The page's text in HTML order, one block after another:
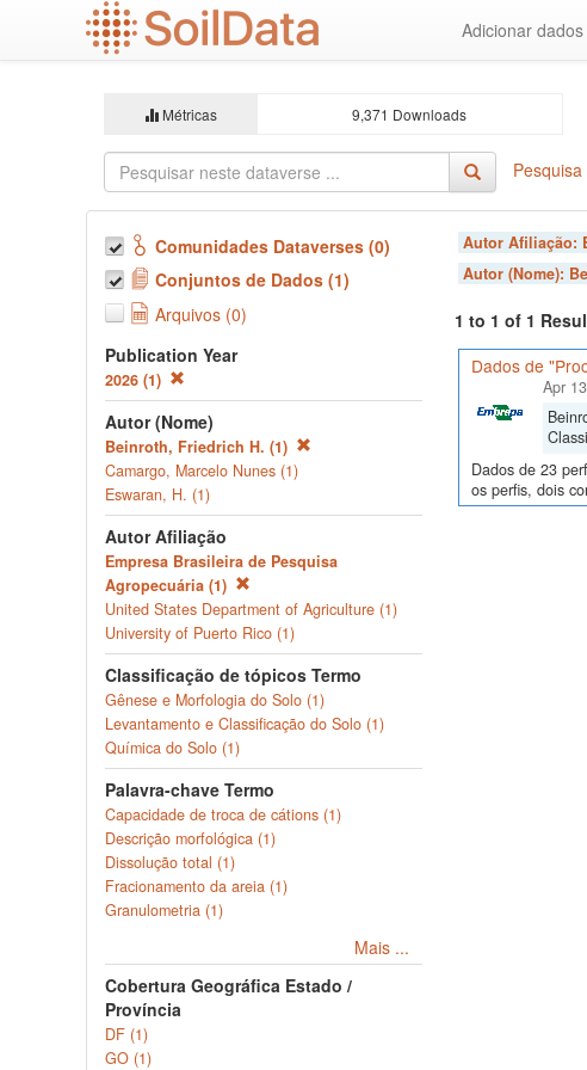
Adicionar dados
Métricas 9,371 Downloads
Comunidades Dataverses (0)
Conjuntos de Dados (1)
Arquivos (0)
Publication Year
2026 (1)
Autor (Nome)
Beinroth, Friedrich H. (1)
Camargo, Marcelo Nunes (1)
Eswaran, H. (1)
Autor Afiliação
Empresa Brasileira de Pesquisa
Agropecuária (1)
United States Department of Agriculture (1)
University of Puerto Rico (1)
Classificação de tópicos Termo
Gênese e Morfologia do Solo (1)
Levantamento e Classificação do Solo (1)
Química do Solo (1)
Palavra-chave Termo
Capacidade de troca de cátions (1)
Descrição morfológica (1)
Dissolução total (1)
Fracionamento da areia (1)
Granulometria (1)
Mais ...
Cobertura Geográfica Estado /
Província
DF (1)
GO (1)
Autor Afiliação:
Autor (Nome):
1 to 1 of 1
Dados de
Apr
Dados de 23
os perfis, dois